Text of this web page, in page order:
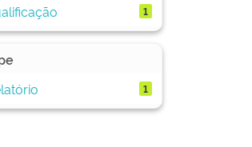
1
1